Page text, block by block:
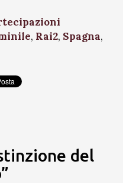
, Rai2, Spagna,
del